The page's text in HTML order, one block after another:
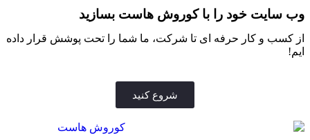
وب سایت خود را با کوروش هاست بسازید
از کسب و کار حرفه ای تا شرکت، ما شما را تحت پوشش قرار داده
ایم!
شروع کنید